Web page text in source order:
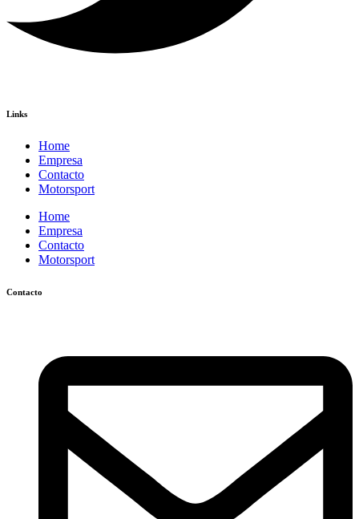
Links
Home
Empresa
Contacto
Motorsport
Home
Empresa
Contacto
Motorsport
Contacto